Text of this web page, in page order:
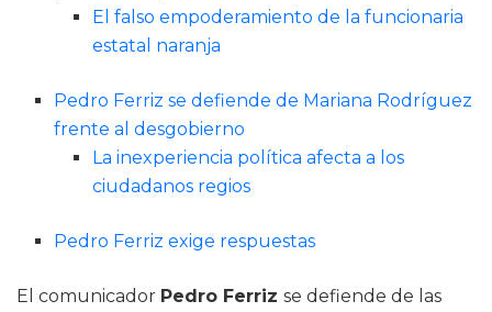
El falso empoderamiento de la funcionaria
estatal naranja
Pedro Ferriz se defiende de Mariana Rodríguez
frente al desgobierno
La inexperiencia política afecta a los
ciudadanos regios
Pedro Ferriz exige respuestas
El comunicador Pedro Ferriz se defiende de las